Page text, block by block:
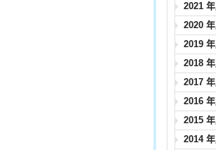
2021
2020
2019
2018
2017
2016
2015
2014